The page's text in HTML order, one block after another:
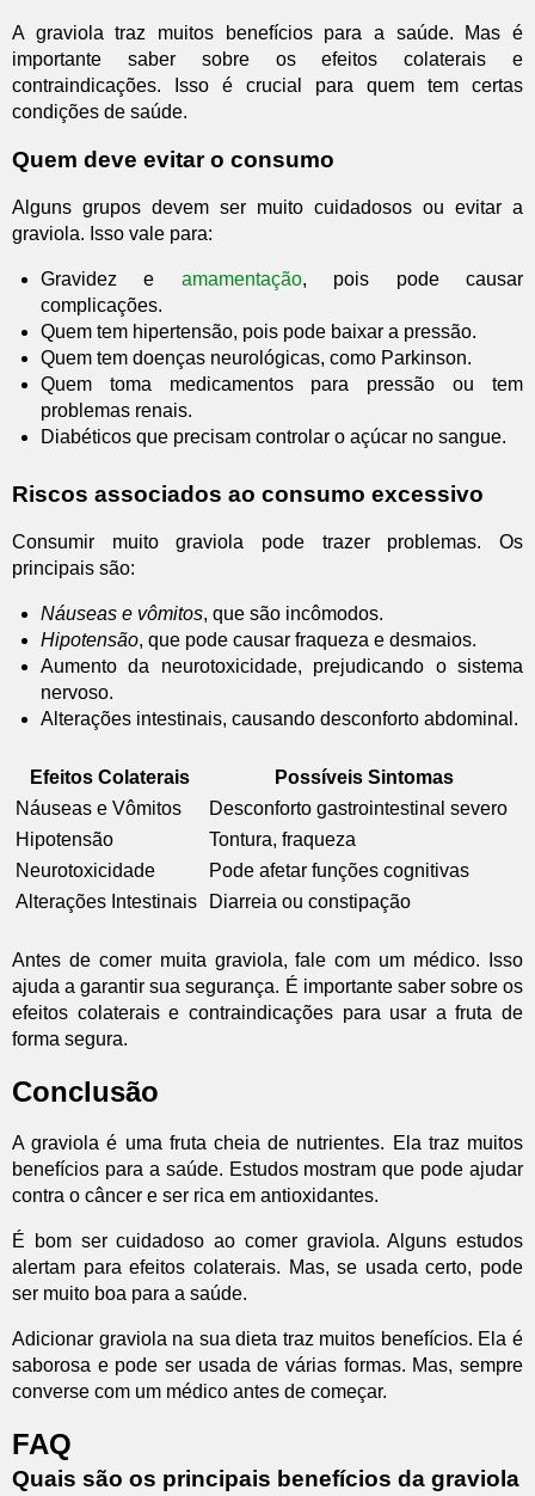
A graviola traz muitos benefícios para a saúde. Mas é
importante saber sobre os efeitos colaterais e
contraindicações. Isso é crucial para quem tem certas
condições de saúde.
Quem deve evitar o consumo
Alguns grupos devem ser muito cuidadosos ou evitar a
graviola. Isso vale para:
Gravidez e amamentação, pois pode causar
complicações.
Quem tem hipertensão, pois pode baixar a pressão.
Quem tem doenças neurológicas, como Parkinson.
Quem toma medicamentos para pressão ou tem
problemas renais.
Diabéticos que precisam controlar o açúcar no sangue.
Riscos associados ao consumo excessivo
Consumir muito graviola pode trazer problemas. Os
principais são:
Náuseas e vômitos, que são incômodos.
Hipotensão, que pode causar fraqueza e desmaios.
Aumento da neurotoxicidade, prejudicando o sistema
nervoso.
Alterações intestinais, causando desconforto abdominal.
Efeitos Colaterais
Possíveis Sintomas
Náuseas e Vômitos
Desconforto gastrointestinal severo
Hipotensão
Tontura, fraqueza
Neurotoxicidade
Pode afetar funções cognitivas
Alterações Intestinais
Diarreia ou constipação
Antes de comer muita graviola, fale com um médico. Isso
ajuda a garantir sua segurança. É importante saber sobre os
efeitos colaterais e contraindicações para usar a fruta de
forma segura.
Conclusão
A graviola é uma fruta cheia de nutrientes. Ela traz muitos
benefícios para a saúde. Estudos mostram que pode ajudar
contra o câncer e ser rica em antioxidantes.
É bom ser cuidadoso ao comer graviola. Alguns estudos
alertam para efeitos colaterais. Mas, se usada certo, pode
ser muito boa para a saúde.
Adicionar graviola na sua dieta traz muitos benefícios. Ela é
saborosa e pode ser usada de várias formas. Mas, sempre
converse com um médico antes de começar.
FAQ
Quais são os principais benefícios da graviola